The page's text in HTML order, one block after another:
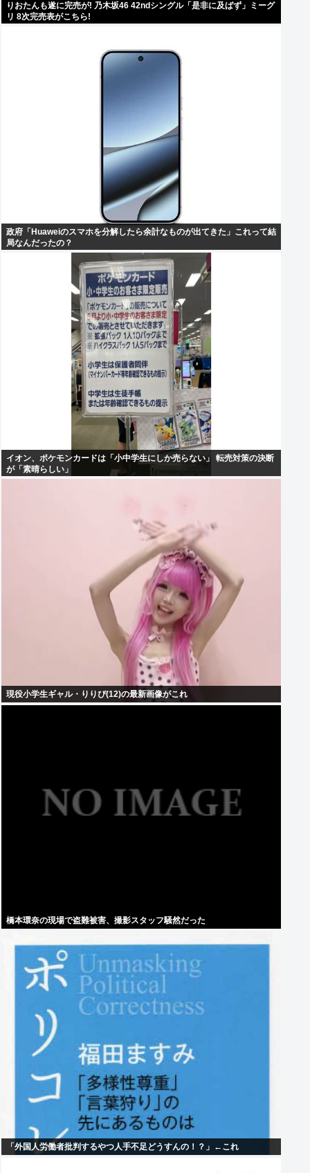
りおたんも遂に完売が! 乃木坂46 42ndシングル「是非に及ばず」ミーグ
リ 8次完売表がこちら!
政府「Huaweiのスマホを分解したら余計なものが出てきた」これって結
局なんだったの？
イオン、ポケモンカードは「小中学生にしか売らない」 転売対策の決断
が「素晴らしい」
現役小学生ギャル・りりぴ(12)の最新画像がこれ
橋本環奈の現場で盗難被害、撮影スタッフ騒然だった
「外国人労働者批判するやつ人手不足どうすんの！？」←これ